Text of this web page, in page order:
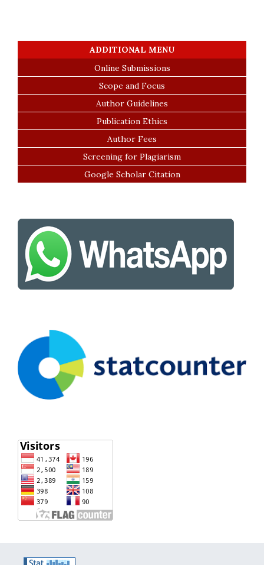
ADDITIONAL MENU
Online Submissions
Scope and Focus
Author Guidelines
Publication Ethics
Author Fees
Screening for Plagiarism
Google Scholar Citation